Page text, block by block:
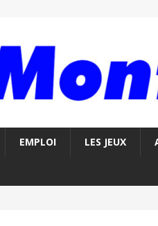
EMPLOI LES JEUX